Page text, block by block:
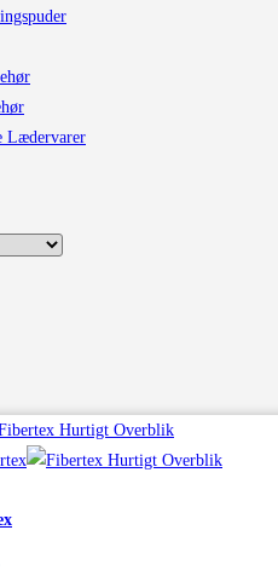
Lædervarer
Hurtigt Overblik
Hurtigt Overblik